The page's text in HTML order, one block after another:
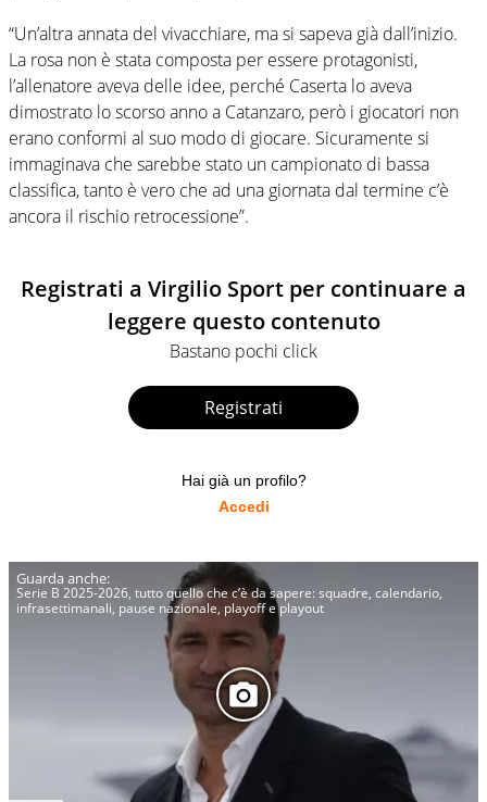
“Un’altra annata del vivacchiare, ma si sapeva già dall’inizio.
La rosa non è stata composta per essere protagonisti,
l’allenatore aveva delle idee, perché Caserta lo aveva
dimostrato lo scorso anno a Catanzaro, però i giocatori non
erano conformi al suo modo di giocare. Sicuramente si
immaginava che sarebbe stato un campionato di bassa
classifica, tanto è vero che ad una giornata dal termine c’è
ancora il rischio retrocessione”.
Registrati a Virgilio Sport per continuare a
leggere questo contenuto
Bastano pochi click
Registrati
Hai già un profilo?
Accedi
Serie B 2025-2026, tutto quello che c’è da sapere: squadre, calendario,
infrasettimanali, pause nazionale, playoff e playout